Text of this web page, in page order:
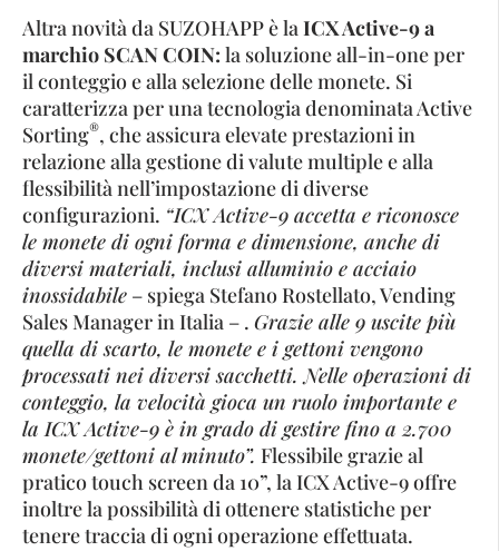
Altra novità da SUZOHAPP è laICXActive-9 a
marchio SCAN COIN: la soluzione all-in-one per
il conteggio e alla selezione delle monete. Si
caratterizza per una tecnologia denominata Active
Sorting®, che assicura elevate prestazioni in
relazione alla gestione di valute multiple e alla
flessibilità nell’impostazione di diverse
configurazioni. “ICX Active-9 accetta e riconosce
le monete di ogni forma e dimensione, anche di
diversi materiali, inclusi alluminio e acciaio
inossidabile – spiega Stefano Rostellato, Vending
Sales Manager in Italia – . Grazie alle 9 uscite più
quella di scarto, le monete e i gettoni vengono
processati nei diversi sacchetti. Nelle operazioni di
conteggio, la velocità gioca un ruolo importante e
la ICX Active-9 è in grado di gestire fino a 2.700
monete/gettoni al minuto”. Flessibile grazie al
pratico touch screen da 10”, la ICX Active-9 offre
inoltre la possibilità di ottenere statistiche per
tenere traccia di ogni operazione effettuata.